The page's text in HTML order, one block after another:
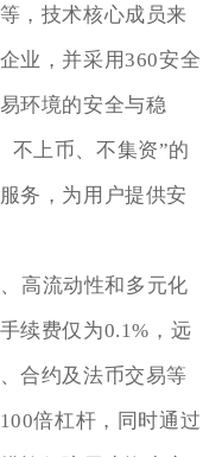
，技术核心成员来
业，并采用360安全
环境的安全与稳
不上币、不集资”的
务，为用户提供安
高流动性和多元化
续费仅为0.1%，远
合约及法币交易等
倍杠杆，同时通过